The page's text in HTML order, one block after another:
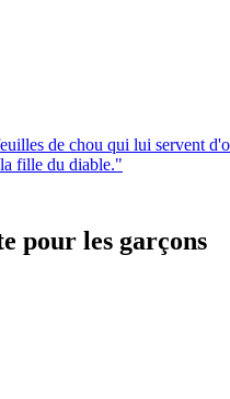
de chou qui lui
fille du diable."
pour les garçons